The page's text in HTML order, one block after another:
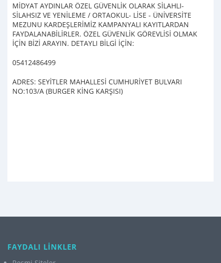
MİDYAT AYDINLAR ÖZEL GÜVENLİK OLARAK SİLAHLI-
SİLAHSIZ VE YENİLEME / ORTAOKUL- LİSE - ÜNİVERSİTE
MEZUNU KARDEŞLERİMİZ KAMPANYALI KAYITLARDAN
FAYDALANABİLİRLER. ÖZEL GÜVENLİK GÖREVLİSİ OLMAK
İÇİN BİZİ ARAYIN. DETAYLI BİLGİ İÇİN:
05412486499
ADRES: SEYİTLER MAHALLESİ CUMHURİYET BULVARI
NO:103/A (BURGER KİNG KARŞISI)
FAYDALI LİNKLER